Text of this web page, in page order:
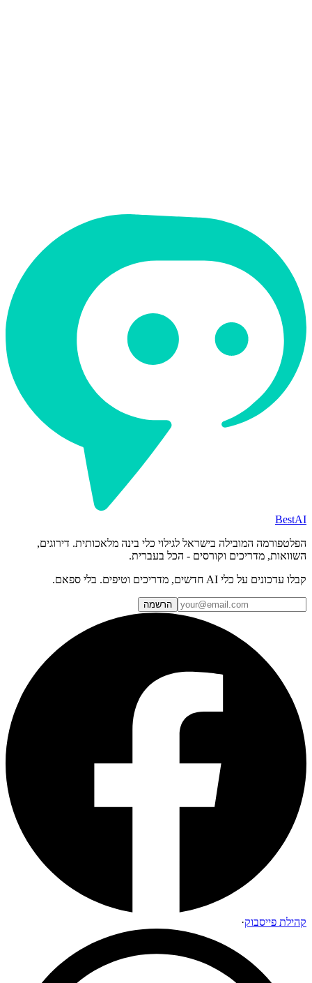
BestAI
הפלטפורמה המובילה בישראל לגילוי כלי בינה מלאכותית. דירוגים,
השוואות, מדריכים וקורסים - הכל בעברית.
קבלו עדכונים על כלי AI חדשים, מדריכים וטיפים. בלי ספאם.
הרשמה
קהילת פייסבוק·